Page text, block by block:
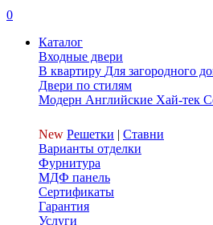
0
Каталог
Входные двери
В квартиру Для загородного
Двери по стилям
Модерн Английские Хай-тек
New Решетки | Ставни
Варианты отделки
Фурнитура
МДФ панель
Сертификаты
Гарантия
Услуги